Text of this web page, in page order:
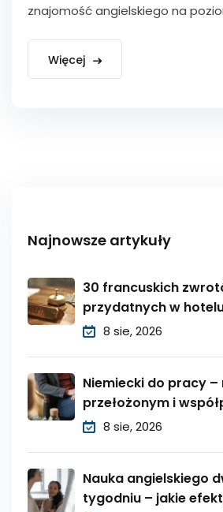
znajomość angielskiego na
Więcej
Najnowsze artykuły
30 francuskich
przydatnych w
8 sie, 2026
Niemiecki do pracy
przełożonym i
8 sie, 2026
Nauka angielskiego
tygodniu – jakie